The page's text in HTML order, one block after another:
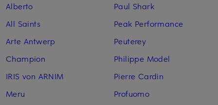
Alberto
All Saints
Arte Antwerp
Champion
IRIS von ARNIM
Meru
Paul Shark
Peak Performance
Peuterey
Philippe Model
Pierre Cardin
Profuomo